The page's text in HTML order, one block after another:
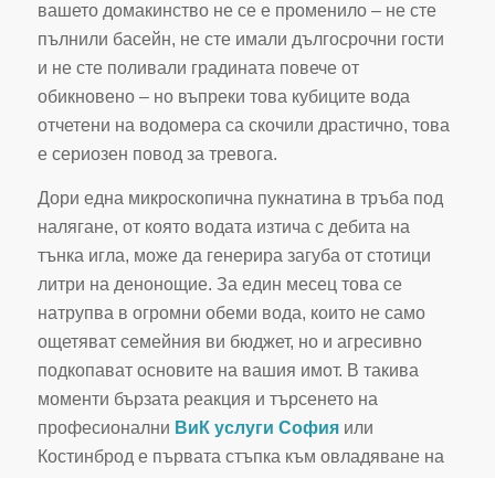
вашето домакинство не се е променило – не сте
пълнили басейн, не сте имали дългосрочни гости
и не сте поливали градината повече от
обикновено – но въпреки това кубиците вода
отчетени на водомера са скочили драстично, това
е сериозен повод за тревога.
Дори една микроскопична пукнатина в тръба под
налягане, от която водата изтича с дебита на
тънка игла, може да генерира загуба от стотици
литри на денонощие. За един месец това се
натрупва в огромни обеми вода, които не само
ощетяват семейния ви бюджет, но и агресивно
подкопават основите на вашия имот. В такива
моменти бързата реакция и търсенето на
професионални ВиК услуги Софияили
Костинброд е първата стъпка към овладяване на